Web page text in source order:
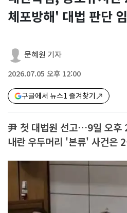
체포방해' 대법 판단
문혜원 기자
2026.07.05 오후 12:00
구글에서 뉴스1 즐겨찾기
尹 첫 대법원 선고…9일 오후
내란 우두머리 '본류' 사건은